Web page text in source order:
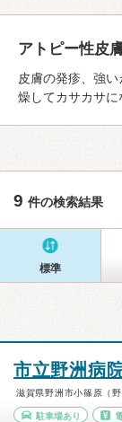
アトピー性皮
皮膚の発疹、強
燥してカサカサに
9 件の検索結果
標準
市立野洲病
滋賀県野洲市小篠原（野
駐車場あり